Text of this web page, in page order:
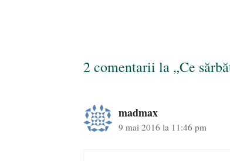
2 comentarii la „Ce
madmax
9 mai 2016 la 11:46 pm